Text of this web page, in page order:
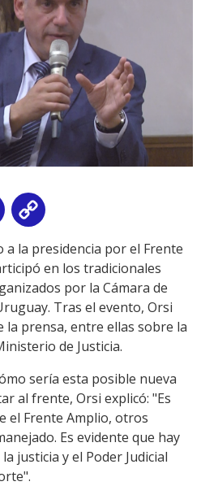
Email
Link
a la presidencia por el Frente
en los tradicionales
por la Cámara de
Tras el evento, Orsi
prensa, entre ellas sobre la
de Justicia.
sería esta posible nueva
al frente, Orsi explicó: "Es
el Frente Amplio, otros
Es evidente que hay
justicia y el Poder Judicial